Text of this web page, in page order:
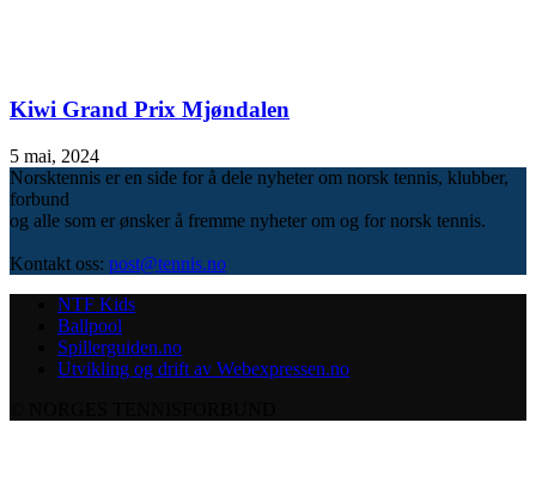
Kiwi Grand Prix Mjøndalen
5 mai, 2024
Norsktennis er en side for å dele nyheter om norsk tennis, klubber,
forbund
og alle som er ønsker å fremme nyheter om og for norsk tennis.
Kontakt oss: post@tennis.no
NTF Kids
Ballpool
Spillerguiden.no
Utvikling og drift av Webexpressen.no